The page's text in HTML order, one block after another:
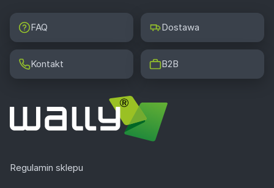
FAQ Dostawa
Kontakt B2B
Regulamin sklepu